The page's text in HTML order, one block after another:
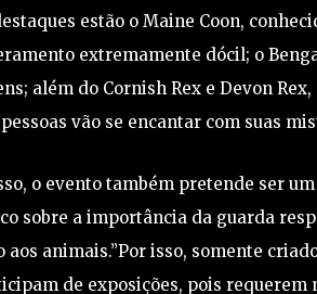
estão o Maine Coon,
extremamente dócil; o
além do Cornish Rex e Devon
vão se encantar com suas
o evento também pretende ser
sobre a importância da guarda
aos animais.”Por isso, somente
de exposições, pois requerem